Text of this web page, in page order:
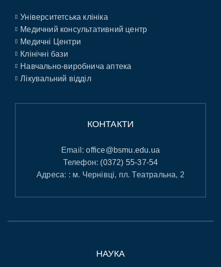
Університетська клініка
Медичний консультативний центр
Медичні Центри
Клінічні бази
Навчально-виробнича аптека
Лікувальний відділ
КОНТАКТИ
Email:office@bsmu.edu.ua
Телефон: (0372) 55-37-54
Адреса: : м. Чернівці, пл. Театральна, 2
НАУКА